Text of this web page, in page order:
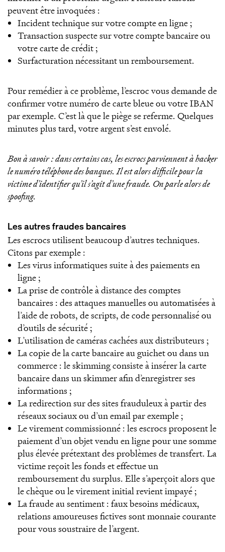
peuvent être invoquées :
Incident technique sur votre compte en ligne ;
Transaction suspecte sur votre compte bancaire ou
votre carte de crédit ;
Surfacturation nécessitant un remboursement.
Pour remédier à ce problème, l’escroc vous demande de
confirmer votre numéro de carte bleue ou votre IBAN
par exemple. C’est là que le piège se referme. Quelques
minutes plus tard, votre argent s’est envolé.
Bon à savoir: dans certains cas, les escrocs parviennent à hacker
le numéro téléphone des banques. Il est alors difficile pour la
victime d’identifier qu’il s’agit d’une fraude. On parle alors de
spoofing.
Les autres fraudes bancaires
Les escrocs utilisent beaucoup d’autres techniques.
Citons par exemple :
Les virus informatiques suite à des paiements en
ligne ;
La prise de contrôle à distance des comptes
bancaires : des attaques manuelles ou automatisées à
l’aide de robots, de scripts, de code personnalisé ou
d’outils de sécurité ;
L’utilisation de caméras cachées aux distributeurs ;
La copie de la carte bancaire au guichet ou dans un
commerce : le skimming consiste à insérer la carte
bancaire dans un skimmer afin d’enregistrer ses
informations ;
La redirection sur des sites frauduleux à partir des
réseaux sociaux ou d’un email par exemple ;
Le virement commissionné : les escrocs proposent le
paiement d’un objet vendu en ligne pour une somme
plus élevée prétextant des problèmes de transfert. La
victime reçoit les fonds et effectue un
remboursement du surplus. Elle s’aperçoit alors que
le chèque ou le virement initial revient impayé ;
La fraude au sentiment : faux besoins médicaux,
relations amoureuses fictives sont monnaie courante
pour vous soustraire de l’argent.